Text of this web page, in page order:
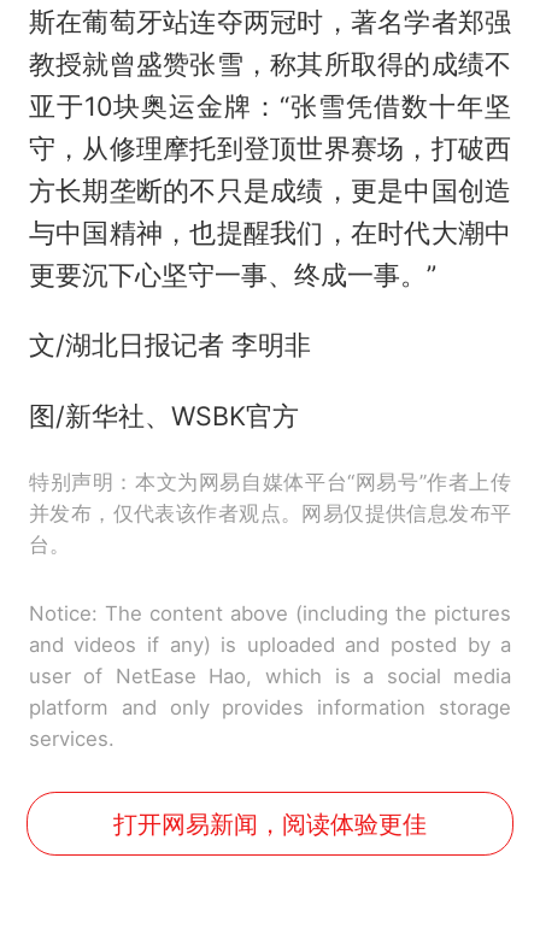
斯在葡萄牙站连夺两冠时，著名学者郑强
教授就曾盛赞张雪，称其所取得的成绩不
亚于10块奥运金牌：“张雪凭借数十年坚
守，从修理摩托到登顶世界赛场，打破西
方长期垄断的不只是成绩，更是中国创造
与中国精神，也提醒我们，在时代大潮中
更要沉下心坚守一事、终成一事。”
文/湖北日报记者 李明非
图/新华社、WSBK官方
特别声明：本文为网易自媒体平台“网易号”作者上传
并发布，仅代表该作者观点。网易仅提供信息发布平
台。
Notice: The content above (including the pictures
and videos if any) is uploaded and posted by a
user of NetEase Hao, which is a social media
platform and only provides information storage
services.
打开网易新闻，阅读体验更佳